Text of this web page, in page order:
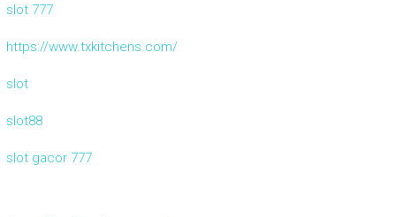
slot 777
https://www.txkitchens.com/
slot
slot88
slot gacor 777